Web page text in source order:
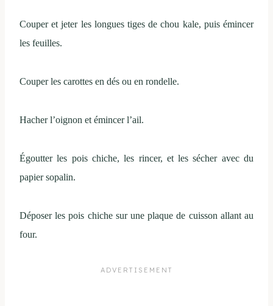
Couper et jeter les longues tiges de chou kale, puis émincer
les feuilles.
Couper les carottes en dés ou en rondelle.
Hacher l’oignon et émincer l’ail.
Égoutter les pois chiche, les rincer, et les sécher avec du
papier sopalin.
Déposer les pois chiche sur une plaque de cuisson allant au
four.